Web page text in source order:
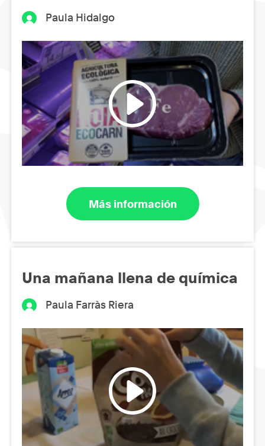
Paula Hidalgo
Más información
Una mañana llena de química
Paula Farràs Riera